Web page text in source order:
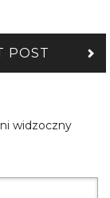
POST
widzoczny